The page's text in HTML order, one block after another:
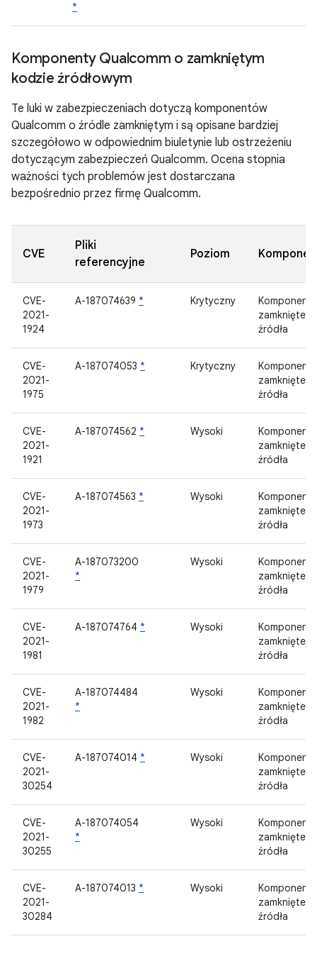
*
Komponenty Qualcomm o zamkniętym
kodzie źródłowym
Te luki w zabezpieczeniach dotyczą komponentów
Qualcomm o źródle zamkniętym i są opisane bardziej
szczegółowo w odpowiednim biuletynie lub ostrzeżeniu
dotyczącym zabezpieczeń Qualcomm. Ocena stopnia
ważności tych problemów jest dostarczana
bezpośrednio przez firmę Qualcomm.
CVE
Pliki
referencyjne
Poziom
CVE-
2021-
1924
A-187074639 * Krytyczny
Komponent
źródła
CVE-
2021-
1975
A-187074053 * Krytyczny
Komponent
źródła
CVE-
2021-
1921
A-187074562 * Wysoki
Komponent
źródła
CVE-
2021-
1973
A-187074563 * Wysoki
Komponent
źródła
CVE-
2021-
1979
A-187073200
*
Wysoki
Komponent
źródła
CVE-
2021-
1981
A-187074764 * Wysoki
Komponent
źródła
CVE-
2021-
1982
A-187074484
*
Wysoki
Komponent
źródła
CVE-
2021-
30254
A-187074014 * Wysoki
Komponent
źródła
CVE-
2021-
30255
A-187074054
*
Wysoki
Komponent
źródła
CVE-
2021-
30284
A-187074013 * Wysoki
Komponent
źródła